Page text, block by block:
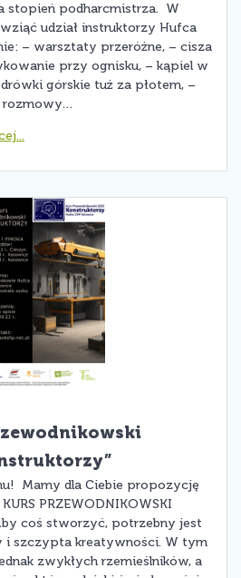
stopień podharcmistrza. W
udział instruktorzy Hufca
– warsztaty przeróżne, – cisza
przy ognisku, – kąpiel w
górskie tuż za płotem, –
rozmowy…
Mamy dla Ciebie propozycję
PRZEWODNIKOWSKI
coś stworzyć, potrzebny jest
i szczypta kreatywności. W tym
zwykłych rzemieślników, a